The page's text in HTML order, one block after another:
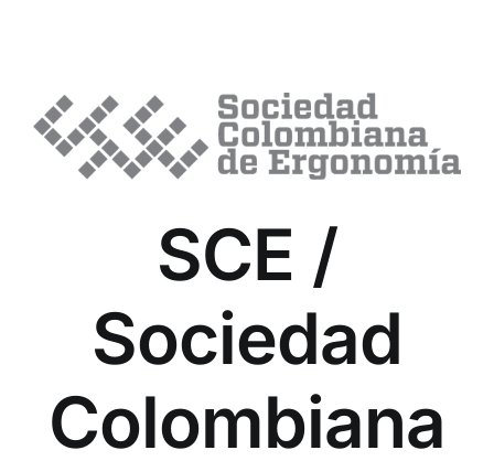
SCE /
Sociedad
Colombiana